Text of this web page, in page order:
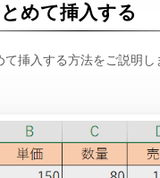
めて挿入する
挿入する方法をご説明し